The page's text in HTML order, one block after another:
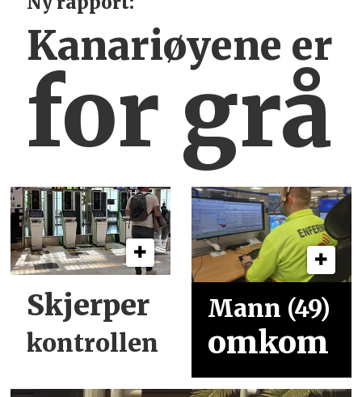
Kanariøyene er
for grå
Skjerper
kontrollen
Mann (49)
omkom